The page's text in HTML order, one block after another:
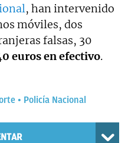
, han intervenido
móviles, dos
falsas, 30
euros en efectivo.
Policía Nacional